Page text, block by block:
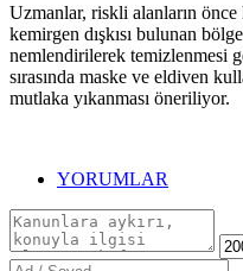
Uzmanlar, riskli alanların önce
kemirgen dışkısı bulunan
nemlendirilerek temizlenmesi
sırasında maske ve eldiven
mutlaka yıkanması öneriliyor.
YORUMLAR